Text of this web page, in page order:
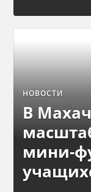
НОВОСТИ
В
мини-